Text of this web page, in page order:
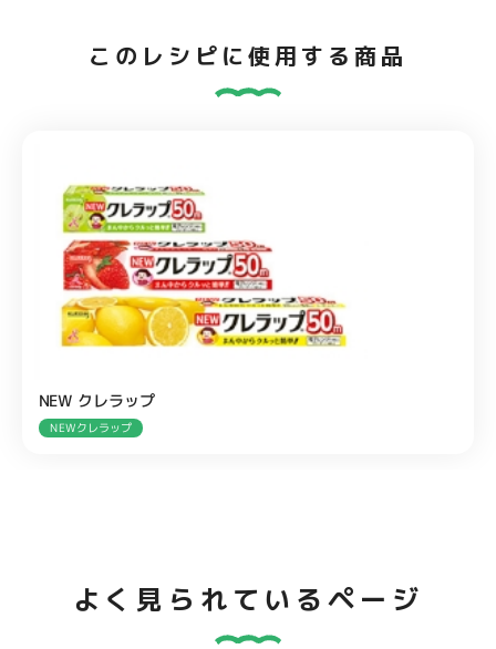
このレシピに使用する商品
NEW クレラップ
NEWクレラップ
よく見られているページ